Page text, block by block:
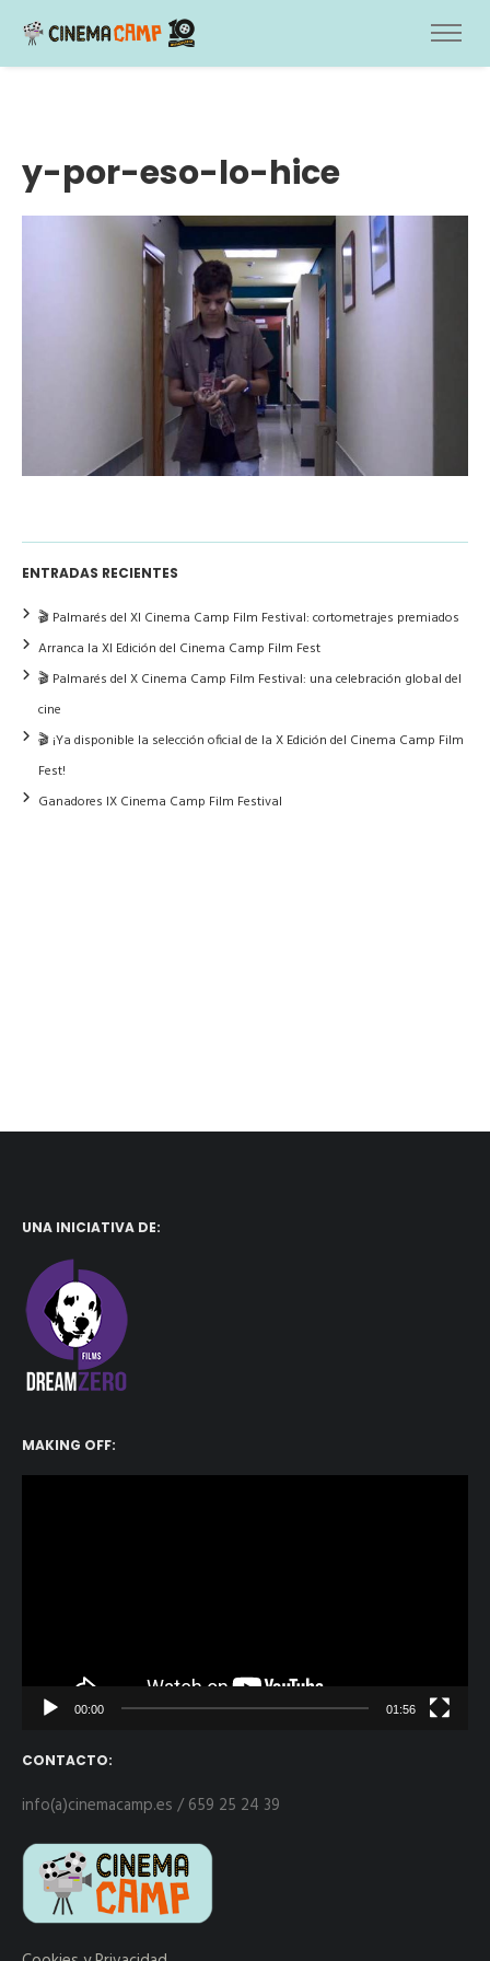
y-por-eso-lo-hice
ENTRADAS RECIENTES
🎬 Palmarés del XI Cinema Camp Film Festival: cortometrajes premiados
Arranca la XI Edición del Cinema Camp Film Fest
🎬 Palmarés del X Cinema Camp Film Festival: una celebración global del
cine
🎬 ¡Ya disponible la selección oficial de la X Edición del Cinema Camp Film
Fest!
Ganadores IX Cinema Camp Film Festival
UNA INICIATIVA DE:
MAKING OFF:
00:00 01:56
CONTACTO:
info(a)cinemacamp.es / 659 25 24 39